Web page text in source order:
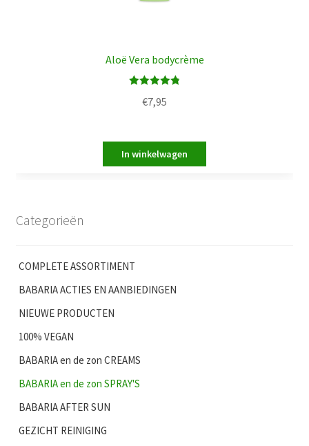
Aloë Vera bodycrème
uit 5
€7,95
Categorieën
COMPLETE ASSORTIMENT
BABARIA ACTIES EN AANBIEDINGEN
NIEUWE PRODUCTEN
100% VEGAN
BABARIA en de zon CREAMS
BABARIA en de zon SPRAY'S
BABARIA AFTER SUN
GEZICHT REINIGING